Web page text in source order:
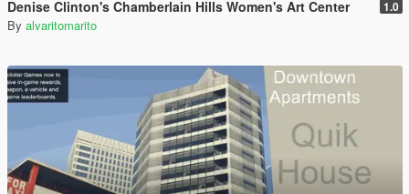
Denise Clinton's Chamberlain Hills Women's Art Center 1.0
By alvaritomarito